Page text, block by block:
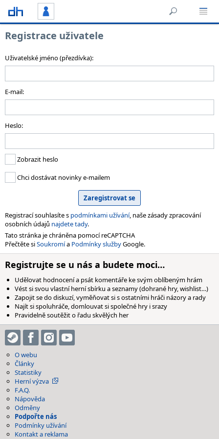
Registrace uživatele
Uživatelské jméno (přezdívka):
E-mail:
Heslo:
Zobrazit heslo
Chci dostávat novinky e-mailem
Registrací souhlasíte s podmínkami užívání, naše zásady zpracování
osobních údajů najdete tady.
Tato stránka je chráněna pomocí reCAPTCHA
Přečtěte siSoukromía Podmínky službyGoogle.
Registrujte se u nás a budete moci…
Udělovat hodnocení a psát komentáře ke svým oblíbeným hrám
Vést si svou vlastní herní sbírku a seznamy (dohrané hry, wishlist…)
Zapojit se do diskuzí, vyměňovat si s ostatními hráči názory a rady
Najít si spoluhráče, domlouvat si společné hry i srazy
Pravidelně soutěžit o řadu skvělých her
O webu
Články
Statistiky
Herní výzva
F.A.Q.
Nápověda
Odměny
Podpořte nás
Podmínky užívání
Kontakt a reklama